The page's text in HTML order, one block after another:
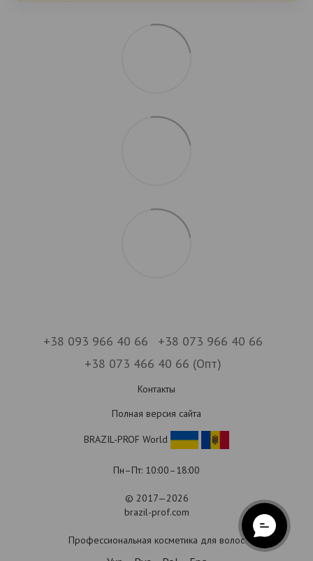
+38 093 966 40 66
+38 073 966 40 66
+38 073 466 40 66 (Опт)
Контакты
Полная версия сайта
BRAZIL-PROF World
Пн–Пт: 10:00–18:00
© 2017—2026
brazil-prof.com
Профессиональная косметика для волос